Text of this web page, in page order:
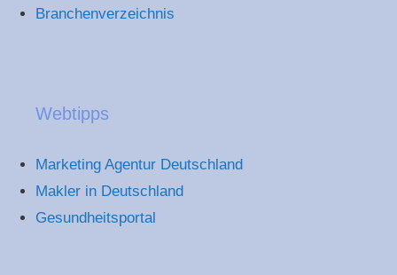
Branchenverzeichnis
Webtipps
Marketing Agentur Deutschland
Makler in Deutschland
Gesundheitsportal